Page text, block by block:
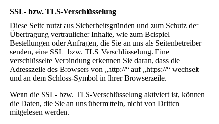
SSL- bzw. TLS-Verschlüsselung
Diese Seite nutzt aus Sicherheitsgründen und zum Schutz der
Übertragung vertraulicher Inhalte, wie zum Beispiel
Bestellungen oder Anfragen, die Sie an uns als Seitenbetreiber
senden, eine SSL- bzw. TLS-Verschlüsselung. Eine
verschlüsselte Verbindung erkennen Sie daran, dass die
Adresszeile des Browsers von „http://“ auf „https://“ wechselt
und an dem Schloss-Symbol in Ihrer Browserzeile.
Wenn die SSL- bzw. TLS-Verschlüsselung aktiviert ist, können
die Daten, die Sie an uns übermitteln, nicht von Dritten
mitgelesen werden.